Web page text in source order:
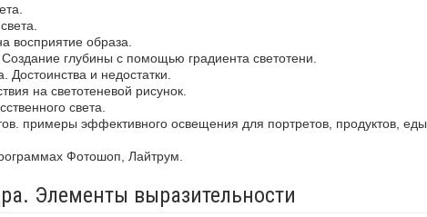
восприятие образа.
глубины с помощью градиента светотени.
Достоинства и недостатки.
на светотеневой рисунок.
света.
примеры эффективного освещения для портретов, продуктов, еды,
Фотошоп, Лайтрум.
Элементы выразительности